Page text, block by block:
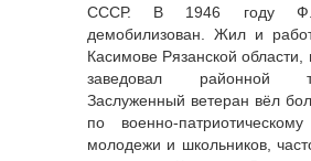
СССР. В 1946 году
демобилизован. Жил и
Касимове Рязанской области,
заведовал районной
Заслуженный ветеран вёл
по военно-
молодежи и школьников,